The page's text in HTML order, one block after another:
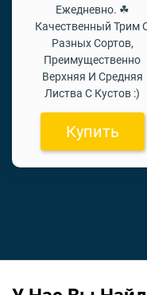
Ежедневно. ☘
Качественный Трим
Разных Сортов,
Преимущественно
Верхняя И Средняя
Листва С Кустов :)
Купить